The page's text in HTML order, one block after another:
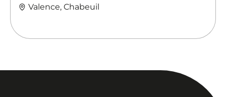
Valence, Chabeuil